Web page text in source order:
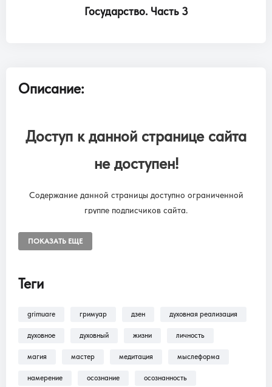
Государство. Часть 3
Описание:
Доступ к данной странице сайта
не доступен!
Содержание данной страницы доступно ограниченной
группе подписчиков сайта.
“SUBSCRIPTION ONLINE LIBRARY GRIMUARE”
В разделеПомощь >Как оформить
подписку?!— находится пошаговая инструкция
Трансляции, Аудиокниги .
ПОКАЗАТЬ ЕЩЕ
Теги
grimuare гримуар дзен духовная реализация
духовное духовный жизни личность
магия мастер медитация мыслеформа
намерение осознание осознанность